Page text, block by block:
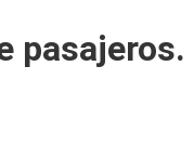
pasajeros.